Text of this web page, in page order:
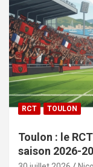
RCT TOULON
Toulon : le
saison 2026-